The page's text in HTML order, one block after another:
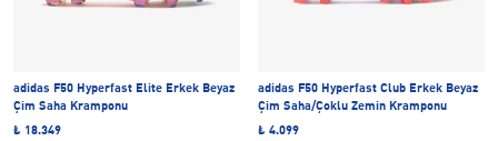
adidas F50 Hyperfast Elite Erkek Beyaz
Çim Saha Kramponu
₺ 18.349
adidas F50 Hyperfast Club Erkek Beyaz
Çim Saha/Çoklu Zemin Kramponu
₺ 4.099